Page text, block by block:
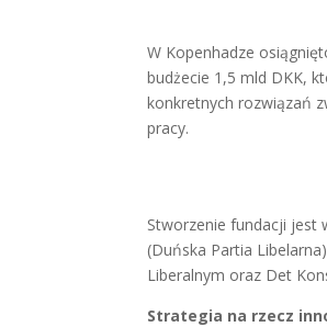
W Kopenhadze
budżecie 1,5 mld DKK,
konkretnych rozwiązań
pracy.
Stworzenie fundacji jest
(Duńska Partia
Liberalnym oraz Det
Strategia na rzecz